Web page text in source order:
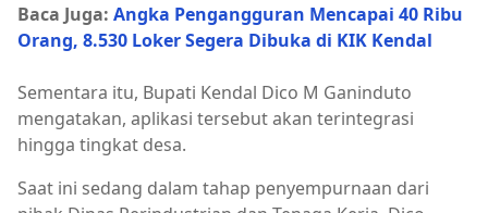
Baca Juga: Angka Pengangguran Mencapai 40 Ribu
Orang, 8.530 Loker Segera Dibuka di KIK Kendal
Sementara itu, Bupati Kendal Dico M Ganinduto
mengatakan, aplikasi tersebut akan terintegrasi
hingga tingkat desa.
Saat ini sedang dalam tahap penyempurnaan dari